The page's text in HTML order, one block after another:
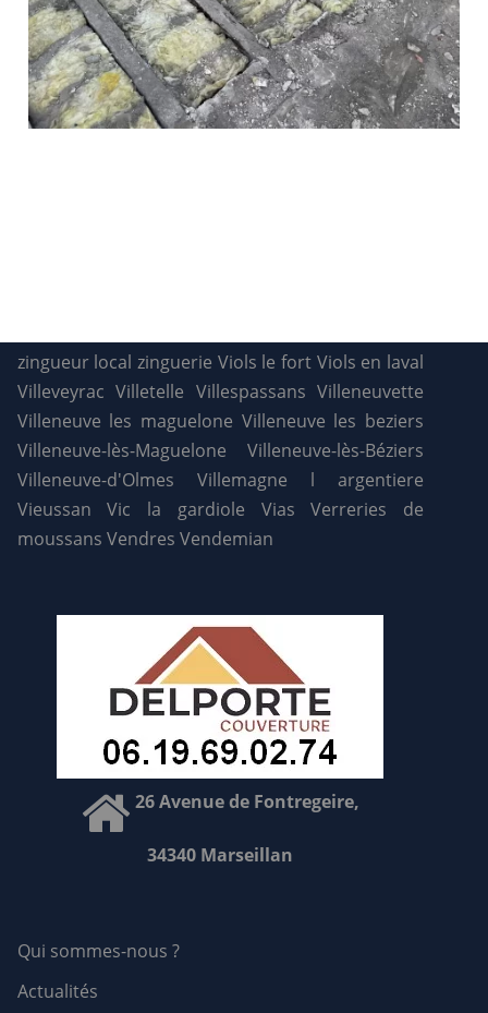
zingueur local zinguerie Viols le fort Viols en laval
Villeveyrac Villetelle Villespassans Villeneuvette
Villeneuve les maguelone Villeneuve les beziers
Villeneuve-lès-Maguelone
Villeneuve-lès-Béziers
Villeneuve-d'Olmes
Villemagne l argentiere
Vieussan
Vic la gardiole Vias
Verreries de
moussans Vendres Vendemian
26 Avenue de Fontregeire,
34340 Marseillan
Qui sommes-nous ?
Actualités